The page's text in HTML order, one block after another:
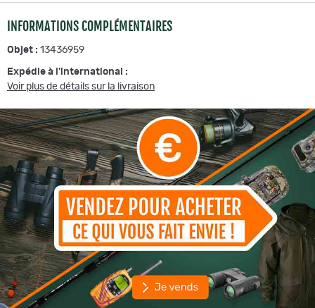
INFORMATIONS COMPLÉMENTAIRES
Objet : 13436959
Expédie à l'international :
Voir plus de détails sur la livraison